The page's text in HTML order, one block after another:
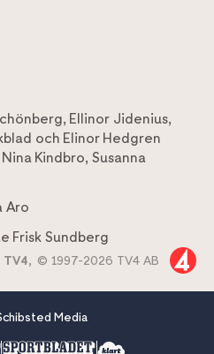
, Ellinor Jidenius,
och Elinor Hedgren
Nina Kindbro, Susanna
Aro
Frisk Sundberg
TV4, © 1997-2026 TV4 AB
Media